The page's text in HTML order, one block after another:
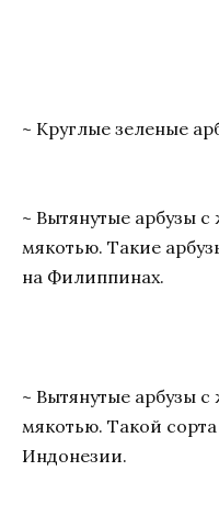
~ Круглые зеленые
~ Вытянутые арбузы
мякотью. Такие
на Филиппинах.
~ Вытянутые арбузы
мякотью. Такой
Индонезии.